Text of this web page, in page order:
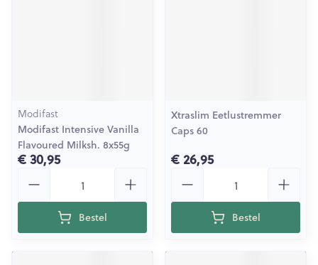
Modifast
Modifast Intensive Vanilla
Flavoured Milksh. 8x55g
€ 30,95
Bestel
Xtraslim Eetlustremmer
Caps 60
€ 26,95
Bestel